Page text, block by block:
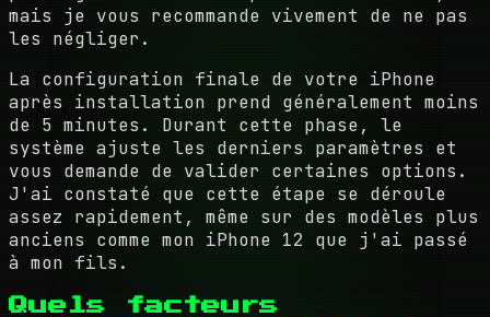
mais je vous recommande vivement de ne pas
les négliger.
La configuration finale de votre iPhone
après installation prend généralement moins
de 5 minutes. Durant cette phase, le
système ajuste les derniers paramètres et
vous demande de valider certaines options.
J'ai constaté que cette étape se déroule
assez rapidement, même sur des modèles plus
anciens comme mon iPhone 12 que j'ai passé
à mon fils.
Quels facteurs